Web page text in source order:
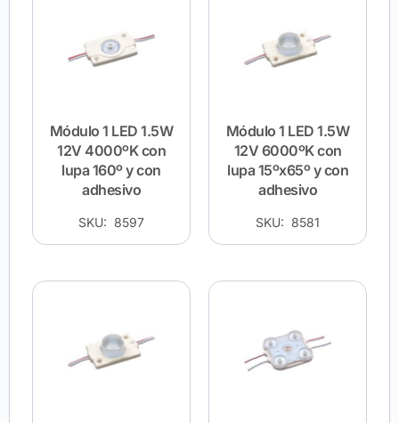
Módulo 1 LED 1.5W
12V 4000ºK con
lupa 160º y con
adhesivo
SKU: 8597
Módulo 1 LED 1.5W
12V 6000ºK con
lupa 15ºx65º y con
adhesivo
SKU: 8581